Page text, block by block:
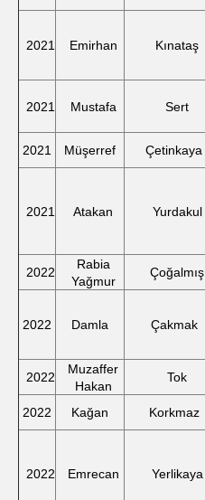
2021 Emirhan Kınataş
2021 Mustafa Sert
2021
Müşerref Çetinkaya
2021 Atakan Yurdakul
2022
Rabia
Yağmur
Çoğalmış
2022 Damla Çakmak
2022
Muzaffer
Hakan
Tok
2022
Kağan Korkmaz
2022 Emrecan Yerlikaya